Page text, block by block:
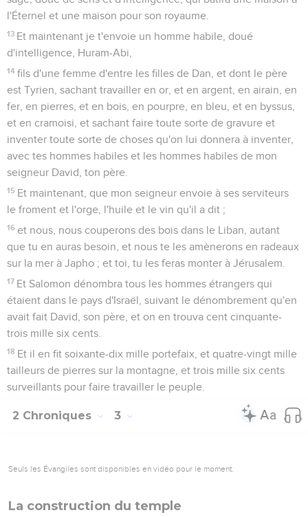
l'Éternel et une maison pour son royaume.
13 Et maintenant je t'envoie un homme habile, doué
d'intelligence, Huram-Abi,
14 fils d'une femme d'entre les filles de Dan, et dont le père
est Tyrien, sachant travailler en or, et en argent, en airain, en
fer, en pierres, et en bois, en pourpre, en bleu, et en byssus,
et en cramoisi, et sachant faire toute sorte de gravure et
inventer toute sorte de choses qu'on lui donnera à inventer,
avec tes hommes habiles et les hommes habiles de mon
seigneur David, ton père.
15 Et maintenant, que mon seigneur envoie à ses serviteurs
le froment et l'orge, l'huile et le vin qu'il a dit ;
16 et nous, nous couperons des bois dans le Liban, autant
que tu en auras besoin, et nous te les amènerons en radeaux
sur la mer à Japho ; et toi, tu les feras monter à Jérusalem.
17 Et Salomon dénombra tous les hommes étrangers qui
étaient dans le pays d'Israël, suivant le dénombrement qu'en
avait fait David, son père, et on en trouva cent cinquante-
trois mille six cents.
18 Et il en fit soixante-dix mille portefaix, et quatre-vingt mille
tailleurs de pierres sur la montagne, et trois mille six cents
surveillants pour faire travailler le peuple.
2 Chroniques 3
Seuls les Évangiles sont disponibles en vidéo pour le moment.
La construction du temple